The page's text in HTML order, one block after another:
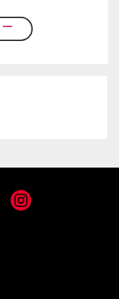
Instagram